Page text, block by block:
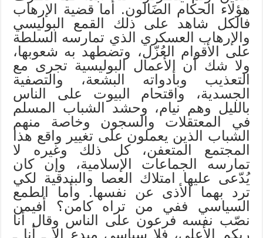
هؤلاء الحكام الضَالون. أما قضية الإرهاب
فالكل شاهد على ذلك القمع البوليسي
والإرهاب العسكري الذي تمارسه السلطة
على الأقوام العُزّل، وتضطهد به شعوبها،
ولا شك أن الأعمال البوليسية تجرى مع
التعذيب وبأدواته البشعة، والتصفية
الجسدية، واقتحام البيوت على الناس
بالليل وهم نيام، وحشد الشباب المسلم
في المعتقلات والسجون وخاصة منهم
الشباب الذين يعملون على تغيير واقع هذا
المجتمع المتعفن، كل ذلك وغيره لا
تمارسه الجماعات الإسلامية، وإن كان
يُدّعى عليها امتلاك العصا والبندقية لكي
ترد بهما الأذى عن نفسها. وأما الطمع
السياسي ففي من تراه كامن؟ أفيمن
نصّب نفسه فرعون على الناس وقال أنا
ربكم الأعلى، فلا سياسي مبدع إلا ـ أنا ـ